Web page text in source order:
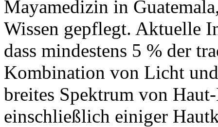
Mayamedizin in
Wissen gepflegt. Aktuelle
dass mindestens 5 % der
Kombination von Licht
breites Spektrum von
einschließlich einiger